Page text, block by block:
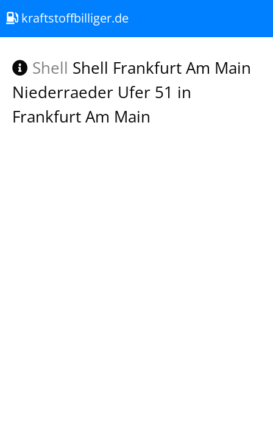
kraftstoffbilliger.de
Shell Shell Frankfurt Am Main
Niederraeder Ufer 51 in
Frankfurt Am Main